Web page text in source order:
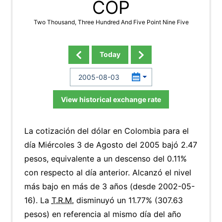
COP
Two Thousand, Three Hundred And Five Point Nine Five
Today
View historical exchange rate
La cotización del dólar en Colombia para el
día Miércoles 3 de Agosto del 2005 bajó 2.47
pesos, equivalente a un descenso del 0.11%
con respecto al día anterior. Alcanzó el nivel
más bajo en más de 3 años (desde 2002-05-
16). La T.R.M. disminuyó un 11.77% (307.63
pesos) en referencia al mismo día del año